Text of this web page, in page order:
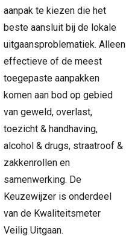
aanpak te kiezen die het
beste aansluit bij de lokale
uitgaansproblematiek. Alleen
effectieve of de meest
toegepaste aanpakken
komen aan bod op gebied
van geweld, overlast,
toezicht & handhaving,
alcohol & drugs, straatroof &
zakkenrollen en
samenwerking. De
Keuzewijzer is onderdeel
van de Kwaliteitsmeter
Veilig Uitgaan.